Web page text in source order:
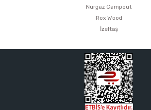
Nurgaz Campout
Rox Wood
İzeltaş